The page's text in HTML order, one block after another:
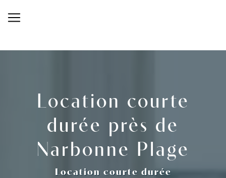
Location courte
durée près de
Narbonne Plage
Location courte durée